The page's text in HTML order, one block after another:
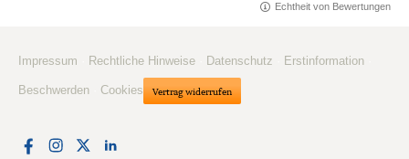
Echtheit von Bewertungen
Impressum Rechtliche Hinweise Datenschutz Erstinformation
Beschwerden Cookies Vertrag widerrufen